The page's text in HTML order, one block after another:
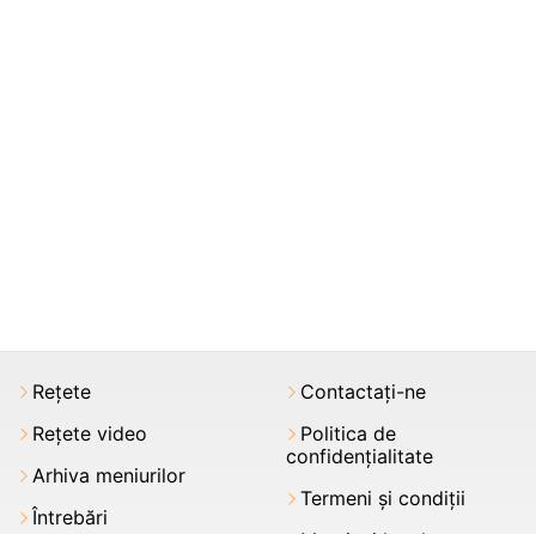
Rețete
Rețete video
Arhiva meniurilor
Întrebări
Contactați-ne
Politica de
confidențialitate
Termeni şi condiții